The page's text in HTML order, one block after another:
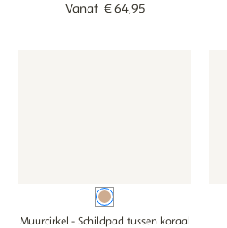
Vanaf €64,95
Beige
Muurcirkel - Schildpad tussen koraal